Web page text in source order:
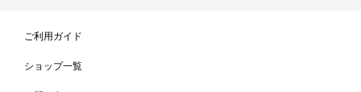
ご利用ガイド
ショップ一覧